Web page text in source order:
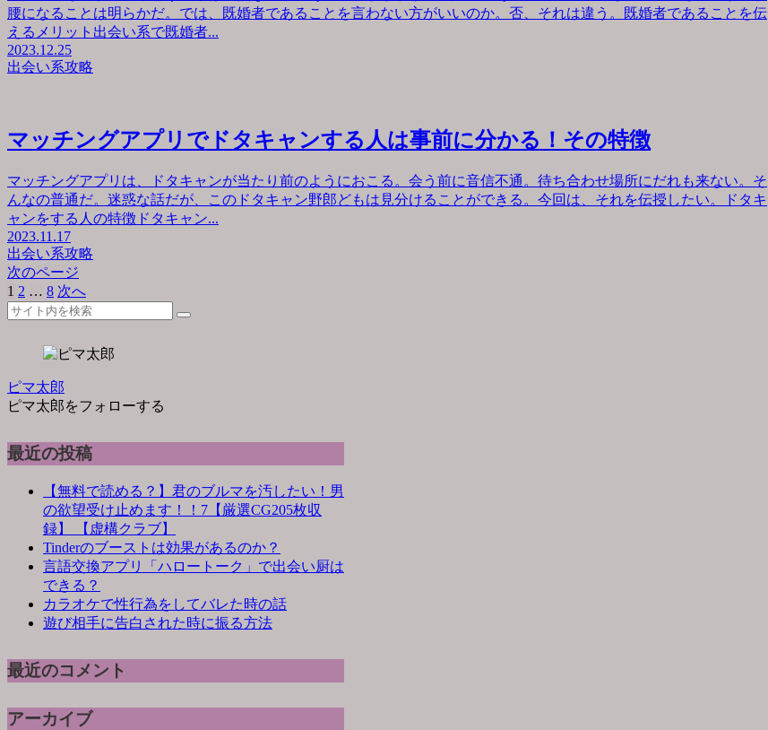
腰になることは明らかだ。では、既婚者であることを言わない方がいいのか。否、それは違う。既婚者であることを伝
えるメリット出会い系で既婚者...
2023.12.25
出会い系攻略
マッチングアプリでドタキャンする人は事前に分かる！その特徴
マッチングアプリは、ドタキャンが当たり前のようにおこる。会う前に音信不通。待ち合わせ場所にだれも来ない。そ
んなの普通だ。迷惑な話だが、このドタキャン野郎どもは見分けることができる。今回は、それを伝授したい。ドタキ
ャンをする人の特徴ドタキャン...
2023.11.17
出会い系攻略
次のページ
1 2 … 8 次へ
ピマ太郎
ピマ太郎をフォローする
最近の投稿
【無料で読める？】君のブルマを汚したい！男
の欲望受け止めます！！7【厳選CG205枚収
録】 【虚構クラブ】
Tinderのブーストは効果があるのか？
言語交換アプリ「ハロートーク」で出会い厨は
できる？
カラオケで性行為をしてバレた時の話
遊び相手に告白された時に振る方法
最近のコメント
アーカイブ